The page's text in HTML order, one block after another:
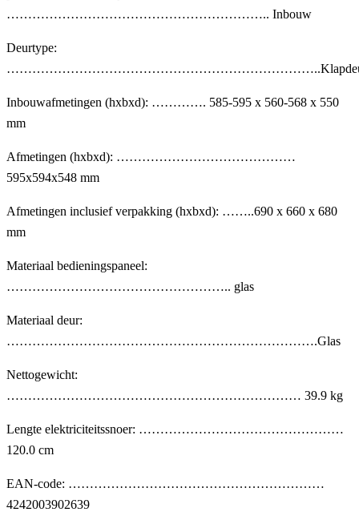
…………………………………………………….. Inbouw
Deurtype:
Inbouwafmetingen (hxbxd): …………. 585-595 x 560-568 x 550
mm
Afmetingen (hxbxd): ……………………………………
595x594x548 mm
Afmetingen inclusief verpakking (hxbxd): ……..690 x 660 x 680
mm
Materiaal bedieningspaneel:
…………………………………………….. glas
Materiaal deur:
……………………………………………………………….Glas
Nettogewicht:
…………………………………………………………… 39.9 kg
Lengte elektriciteitssnoer: …………………………………………
120.0 cm
EAN-code: ……………………………………………………
4242003902639